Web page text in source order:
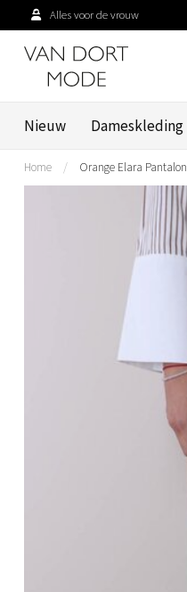
Alles voor de vrouw
Nieuw Dameskleding
Home / Orange Elara Pantalon